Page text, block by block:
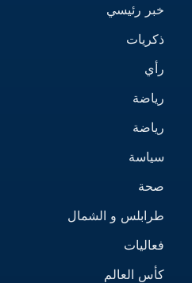
خبر رئيسي
ذكريات
رأي
رياضة
رياضة
سياسة
صحة
طرابلس و الشمال
فعاليات
كأس العالم